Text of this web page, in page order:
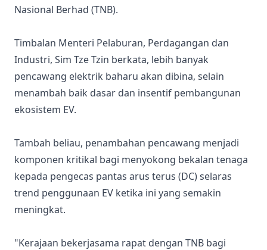
Nasional Berhad (TNB).
Timbalan Menteri Pelaburan, Perdagangan dan
Industri, Sim Tze Tzin berkata, lebih banyak
pencawang elektrik baharu akan dibina, selain
menambah baik dasar dan insentif pembangunan
ekosistem EV.
Tambah beliau, penambahan pencawang menjadi
komponen kritikal bagi menyokong bekalan tenaga
kepada pengecas pantas arus terus (DC) selaras
trend penggunaan EV ketika ini yang semakin
meningkat.
"Kerajaan bekerjasama rapat dengan TNB bagi